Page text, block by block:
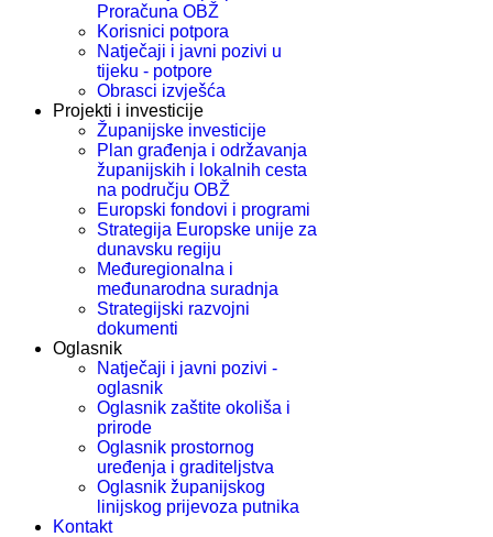
Proračuna OBŽ
Korisnici potpora
Natječaji i javni pozivi u
tijeku - potpore
Obrasci izvješća
Projekti i investicije
Županijske investicije
Plan građenja i održavanja
županijskih i lokalnih cesta
na području OBŽ
Europski fondovi i programi
Strategija Europske unije za
dunavsku regiju
Međuregionalna i
međunarodna suradnja
Strategijski razvojni
dokumenti
Oglasnik
Natječaji i javni pozivi -
oglasnik
Oglasnik zaštite okoliša i
prirode
Oglasnik prostornog
uređenja i graditeljstva
Oglasnik županijskog
linijskog prijevoza putnika
Kontakt